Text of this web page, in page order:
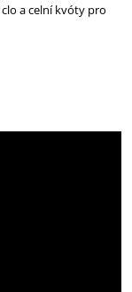
a celní kvóty pro